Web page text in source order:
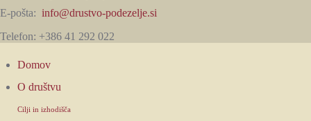
E-pošta: info@drustvo-podezelje.si
Telefon: +386 41 292 022
Domov
O društvu
Cilji in izhodišča